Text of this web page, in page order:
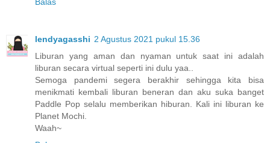
Balas
lendyagasshi 2 Agustus 2021 pukul 15.36
Liburan yang aman dan nyaman untuk saat ini adalah
liburan secara virtual seperti ini dulu yaa..
Semoga pandemi segera berakhir sehingga kita bisa
menikmati kembali liburan beneran dan aku suka banget
Paddle Pop selalu memberikan hiburan. Kali ini liburan ke
Planet Mochi.
Waah~